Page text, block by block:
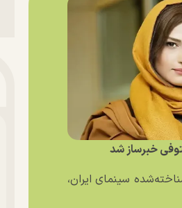
خبرساز شد
سینمای ایران،